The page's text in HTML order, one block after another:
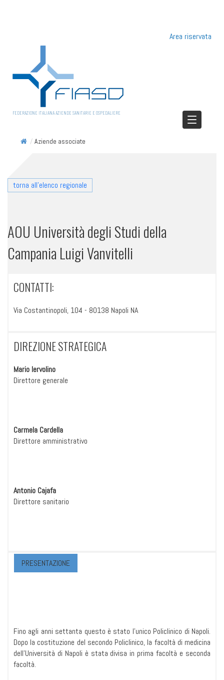
Area riservata
FEDERAZIONE ITALIANA AZIENDE SANITARIE E OSPEDALIERE
/ Aziende associate
torna all'elenco regionale
AOU Università degli Studi della
Campania Luigi Vanvitelli
CONTATTI:
Via Costantinopoli, 104 - 80138 Napoli NA
DIREZIONE STRATEGICA
Mario Iervolino
Direttore generale
Carmela Cardella
Direttore amministrativo
Antonio Cajafa
Direttore sanitario
PRESENTAZIONE
Fino agli anni settanta questo è stato l'unico Policlinico di Napoli.
Dopo la costituzione del secondo Policlinico, la facoltà di medicina
dell'Università di Napoli è stata divisa in prima facoltà e seconda
facoltà.